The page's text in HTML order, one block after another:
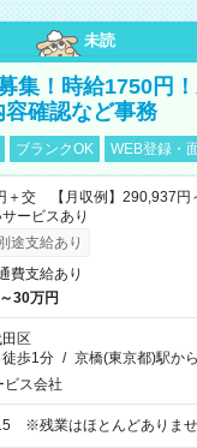
未読
集！時給1750円
確認など事務
ブランクOK WEB登録・
＋交 【月収例】290,937
ービスあり
途支給あり
費支給あり
30万円
区
歩1分 / 京橋(東京都)駅か
ビス会社
※残業はほとんどありませ